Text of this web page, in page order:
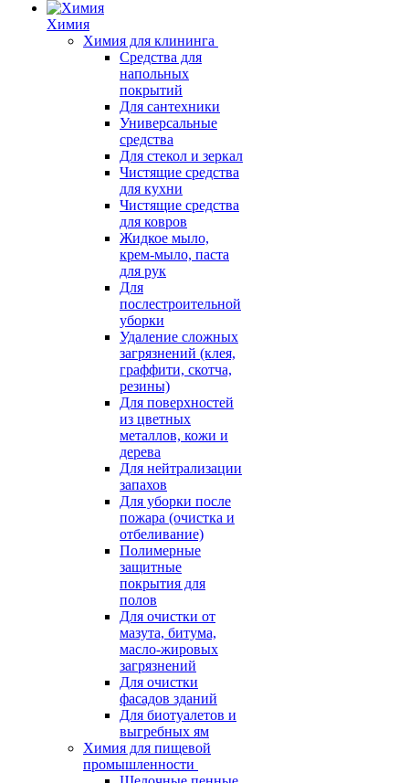
Химия
Химия для клининга
Средства для
напольных
покрытий
Для сантехники
Универсальные
средства
Для стекол и зеркал
Чистящие средства
для кухни
Чистящие средства
для ковров
Жидкое мыло,
крем-мыло, паста
для рук
Для
послестроительной
уборки
Удаление сложных
загрязнений (клея,
граффити, скотча,
резины)
Для поверхностей
из цветных
металлов, кожи и
дерева
Для нейтрализации
запахов
Для уборки после
пожара (очистка и
отбеливание)
Полимерные
защитные
покрытия для
полов
Для очистки от
мазута, битума,
масло-жировых
загрязнений
Для очистки
фасадов зданий
Для биотуалетов и
выгребных ям
Химия для пищевой
промышленности